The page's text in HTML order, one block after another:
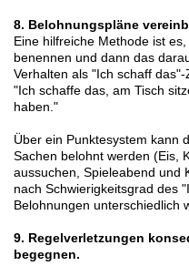
8. Belohnungspläne
Eine hilfreiche Methode ist
benennen und dann das
Verhalten als "Ich schaff
"Ich schaffe das, am Tisch
haben."
Über ein Punktesystem kann
Sachen belohnt werden (Eis,
aussuchen, Spieleabend und
nach Schwierigkeitsgrad des
Belohnungen unterschiedlich
9. Regelverletzungen
begegnen.